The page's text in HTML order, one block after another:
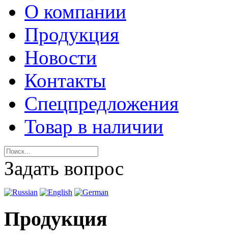
О компании
Продукция
Новости
Контакты
Спецпредложения
Товар в наличии
Задать вопрос
Продукция